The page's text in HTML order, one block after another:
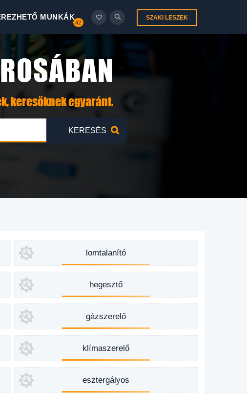
SZAKI LESZEK
MUNKÁK
42
keresőknek egyaránt.
KERESÉS
lomtalanító
hegesztő
gázszerelő
klímaszerelő
esztergályos